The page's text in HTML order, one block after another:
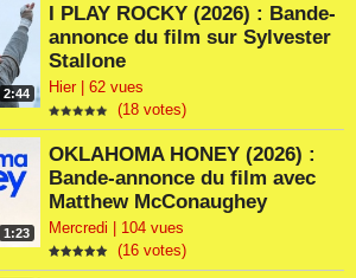
2:44
I PLAY ROCKY (2026) : Bande-
annonce du film sur Sylvester
Stallone
Hier | 62 vues
(18 votes)
1:23
OKLAHOMA HONEY (2026) :
Bande-annonce du film avec
Matthew McConaughey
Mercredi | 104 vues
(16 votes)